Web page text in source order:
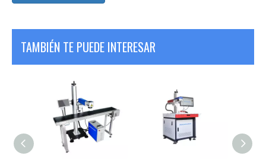
TAMBIÉN TE PUEDE INTERESAR